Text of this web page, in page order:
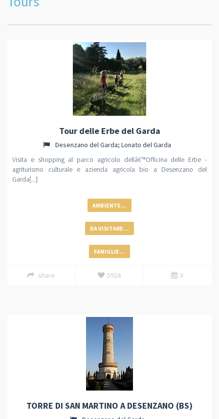
Tour delle Erbe del Garda
Desenzano del Garda; Lonato del Garda
Visita e shopping al parco agricolo dellâ€™Officina delle Erbe -
agriturismo culturale e azienda agricola bio a Desenzano del
Garda[...]
AMBIENTE...
DA VISITARE...
FAMIGLIE...
share 5924 X
TORRE DI SAN MARTINO A DESENZANO (BS)